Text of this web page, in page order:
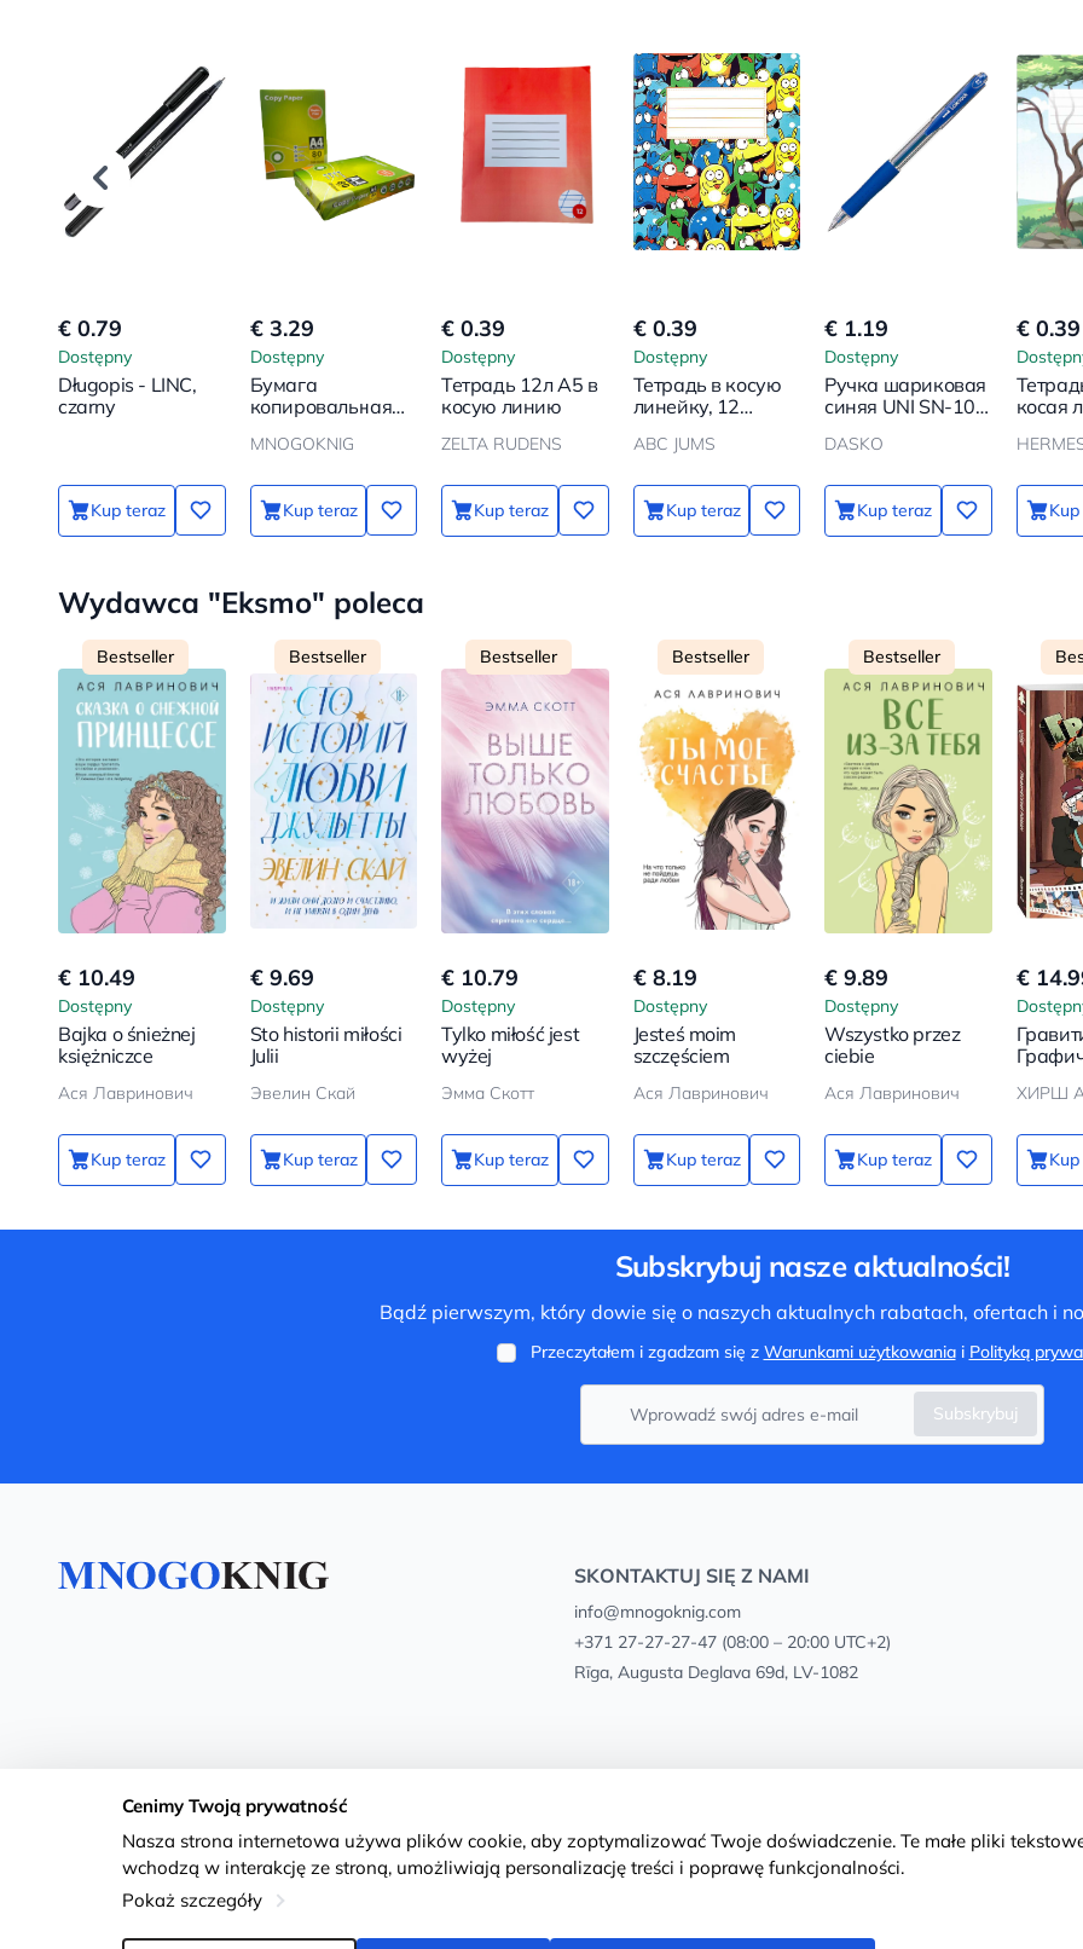
€ 0.79
Dostępny
Długopis - LINC,
czarny
Kup teraz
€ 3.29
Dostępny
Бумага
копировальная
DUPLEX PRINT
ecological
MNOGOKNIG
Kup teraz
€ 0.39
Dostępny
Тетрадь 12л А5 в
косую линию
ZELTA RUDENS
Kup teraz
€ 0.39
Dostępny
Тетрадь в косую
линейку, 12
ABC JUMS
Kup teraz
€ 1.19
Dostępny
Ручка шариковая
синяя UNI SN-100
DASKO
Kup teraz
€ 0.39
косая
Wydawca "Eksmo" poleca
Bestseller
€ 10.49
Dostępny
Bajka o śnieżnej
księżniczce
Ася Лавринович
Kup teraz
Bestseller
€ 9.69
Dostępny
Sto historii miłości
Julii
Эвелин Скай
Kup teraz
Bestseller
€ 10.79
Dostępny
Tylko miłość jest
wyżej
Эмма Скотт
Kup teraz
Bestseller
€ 8.19
Dostępny
Jesteś moim
szczęściem
Ася Лавринович
Kup teraz
Bestseller
€ 9.89
Dostępny
Wszystko przez
ciebie
Ася Лавринович
Kup teraz
€
ХИРШ
Subskrybuj nasze aktualności!
Bądź pierwszym, który dowie się o naszych aktualnych rabatach, ofertach i
Przeczytałem i zgadzam się z Warunkami użytkowaniai Polityką
Subskrybuj
SKONTAKTUJ SIĘ Z NAMI
info@mnogoknig.com
+371 27-27-27-47(08:00 – 20:00 UTC+2)
Rīga, Augusta Deglava 69d, LV-1082
Cenimy Twoją prywatność
Nasza strona internetowa używa plików cookie, aby zoptymalizować Twoje doświadczenie. Te małe pliki
wchodzą w interakcję ze stroną, umożliwiają personalizację treści i poprawę funkcjonalności.
Pokaż szczegóły